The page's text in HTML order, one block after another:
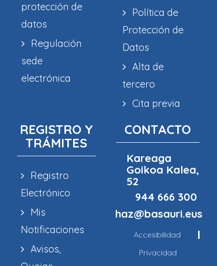
protección de
datos
Regulación
sede
electrónica
Política de
Protección de
Datos
Alta de
tercero
Cita previa
REGISTRO Y
TRÁMITES
Registro
Electrónico
Mis
Notificaciones
Avisos,
CONTACTO
Kareaga
Goikoa Kalea,
52
944 666 300
haz@basauri.eus
Accesibilidad
Privacidad